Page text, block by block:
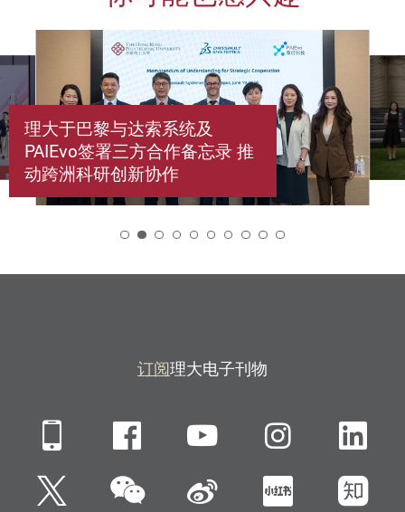
理大于巴黎与达索系统及
PAIEvo签署三方合作备忘录 推
动跨洲科研创新协作
订阅理大电子刊物
Mobile FacebookYouTube
Twitter微信 新浪微博小红书知